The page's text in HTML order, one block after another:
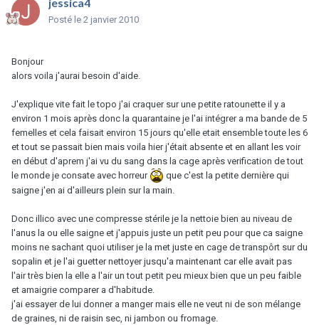
Posté le 2 janvier 2010
Bonjour
alors voila j'aurai besoin d'aide.
J'explique vite fait le topo j'ai craquer sur une petite ratounette il y a
environ 1 mois après donc la quarantaine je l'ai intégrer a ma bande de 5
femelles et cela faisait environ 15 jours qu'elle etait ensemble toute les 6
et tout se passait bien mais voila hier j'était absente et en allant les voir
en début d'aprem j'ai vu du sang dans la cage après verification de tout
le monde je consate avec horreur
que c'est la petite dernière qui
saigne j'en ai d'ailleurs plein sur la main.
Donc illico avec une compresse stérile je la nettoie bien au niveau de
l'anus la ou elle saigne et j'appuis juste un petit peu pour que ca saigne
moins ne sachant quoi utiliser je la met juste en cage de transpôrt sur du
sopalin et je l'ai guetter nettoyer jusqu'a maintenant car elle avait pas
l'air très bien la elle a l'air un tout petit peu mieux bien que un peu faible
et amaigrie comparer a d'habitude.
j'ai essayer de lui donner a manger mais elle ne veut ni de son mélange
de graines, ni de raisin sec, ni jambon ou fromage.